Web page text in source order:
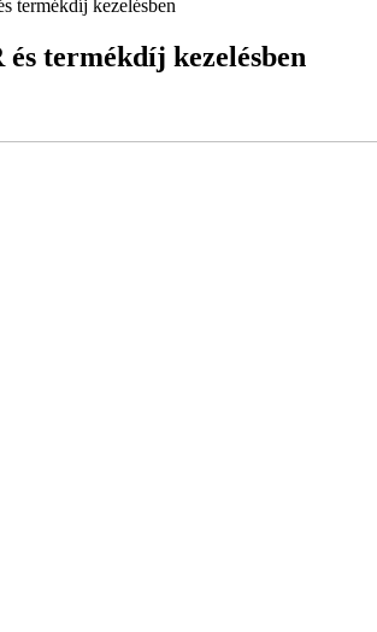
termékdíj kezelésben
és termékdíj kezelésben